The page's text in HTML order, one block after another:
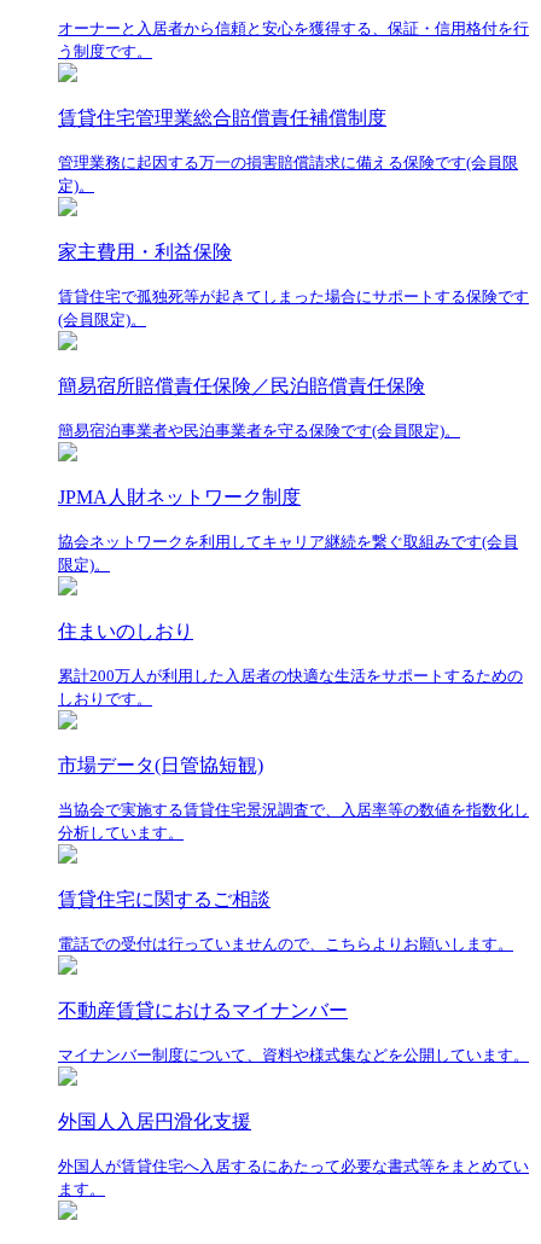
オーナーと入居者から信頼と安心を獲得する、保証・信用格付を行
う制度です。
賃貸住宅管理業総合賠償責任補償制度
管理業務に起因する万一の損害賠償請求に備える保険です(会員限
定)。
家主費用・利益保険
賃貸住宅で孤独死等が起きてしまった場合にサポートする保険です
(会員限定)。
簡易宿所賠償責任保険／民泊賠償責任保険
簡易宿泊事業者や民泊事業者を守る保険です(会員限定)。
JPMA人財ネットワーク制度
協会ネットワークを利用してキャリア継続を繋ぐ取組みです(会員
限定)。
住まいのしおり
累計200万人が利用した入居者の快適な生活をサポートするための
しおりです。
市場データ(日管協短観)
当協会で実施する賃貸住宅景況調査で、入居率等の数値を指数化し
分析しています。
賃貸住宅に関するご相談
電話での受付は行っていませんので、こちらよりお願いします。
不動産賃貸におけるマイナンバー
マイナンバー制度について、資料や様式集などを公開しています。
外国人入居円滑化支援
外国人が賃貸住宅へ入居するにあたって必要な書式等をまとめてい
ます。